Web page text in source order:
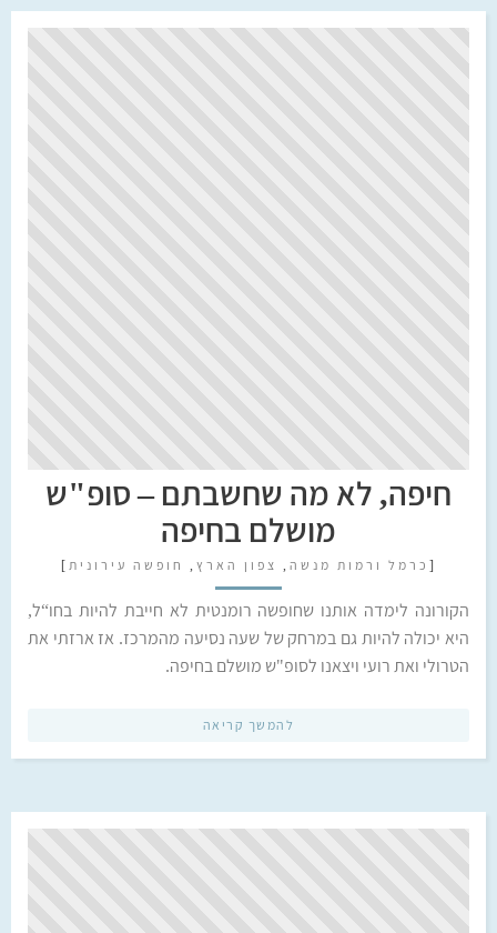
חיפה, לא מה שחשבתם – סופ"ש
מושלם בחיפה
[ כרמל ורמות מנשה , צפון הארץ , חופשה עירונית ]
הקורונה לימדה אותנו שחופשה רומנטית לא חייבת להיות בחו“ל,
היא יכולה להיות גם במרחק של שעה נסיעה מהמרכז. אז ארזתי את
הטרולי ואת רועי ויצאנו לסופ"ש מושלם בחיפה.
להמשך קריאה